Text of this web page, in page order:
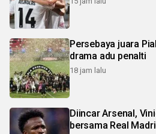
Persebaya juara
drama adu penalti
18 jam lalu
Diincar Arsenal, Vinicius
bersama Real